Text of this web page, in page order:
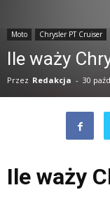
Moto Chrysler PT Cruiser
Ile waży
Przez Redakcja - 30
Ile waży